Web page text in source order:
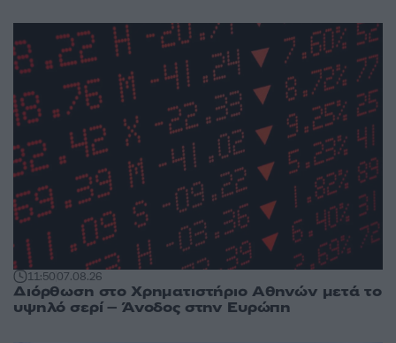
11:5007.08.26
Διόρθωση στο Χρηματιστήριο Αθηνών μετά το
υψηλό σερί – Άνοδος στην Ευρώπη